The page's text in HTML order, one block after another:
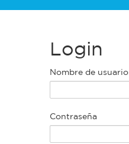
Login
Nombre de usuario
Contraseña